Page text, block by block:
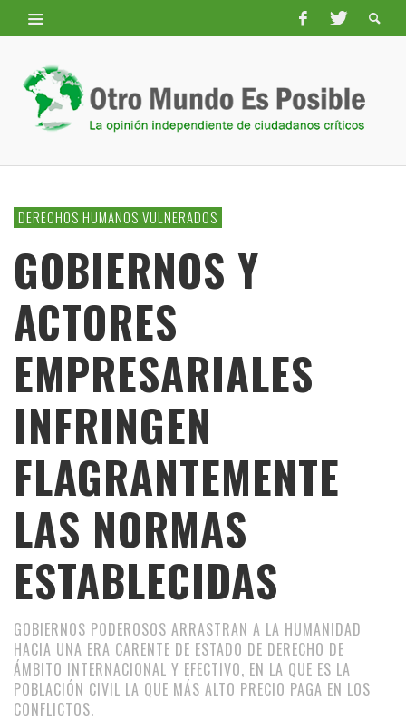
DERECHOS HUMANOS VULNERADOS
GOBIERNOS Y
ACTORES
EMPRESARIALES
INFRINGEN
FLAGRANTEMENTE
LAS NORMAS
ESTABLECIDAS
GOBIERNOS PODEROSOS ARRASTRAN A LA HUMANIDAD
HACIA UNA ERA CARENTE DE ESTADO DE DERECHO DE
ÁMBITO INTERNACIONAL Y EFECTIVO, EN LA QUE ES LA
POBLACIÓN CIVIL LA QUE MÁS ALTO PRECIO PAGA EN LOS
CONFLICTOS.